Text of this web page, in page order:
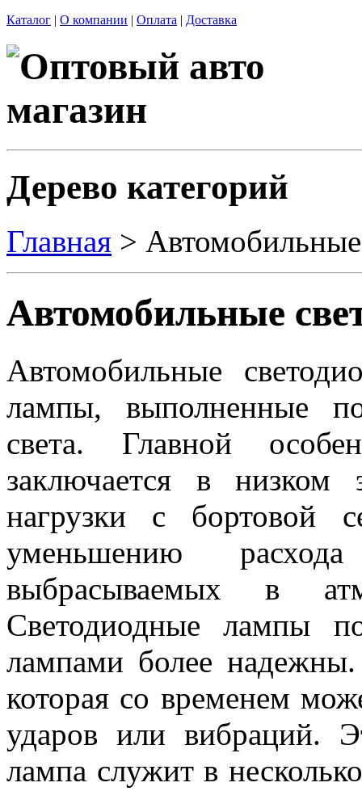
Каталог | О компании | Оплата | Доставка
Дерево категорий
Главная >
Автомобильные
Автомобильные
лампы, выполненные
света. Главной
заключается в низком
нагрузки с бортовой
уменьшению
выбрасываемых в
Светодиодные лампы
лампами более
которая со временем
ударов или вибраций.
лампа служит в